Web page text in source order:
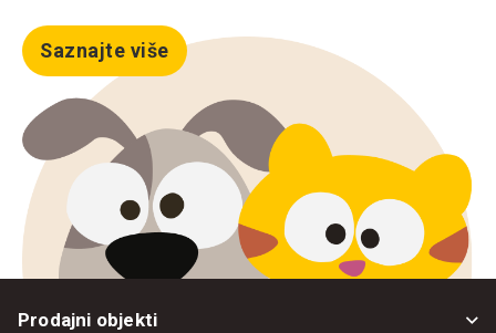
Saznajte više
Prodajni objekti